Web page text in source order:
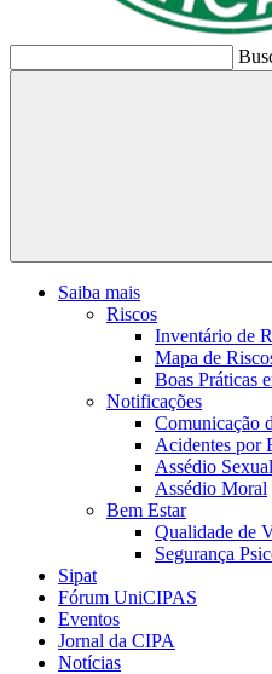
Buscar
Saiba mais
Riscos
Inventário de
Mapa de
Boas Práticas
Notificações
Comunicação
Acidentes por
Assédio Sexual
Assédio Moral
Bem Estar
Qualidade de
Segurança
Sipat
Fórum UniCIPAS
Eventos
Jornal da CIPA
Notícias